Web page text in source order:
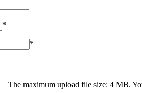
*
*
The maximum upload file size: 4 MB.